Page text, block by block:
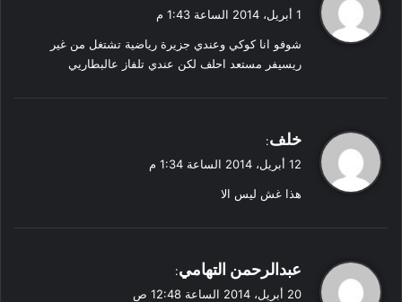
ل
1 أبريل، 2014 الساعة 1:43 م
شوفو انا كوكي وعندي جزيرة رياضية تشتغل من غير
ريسيفر مستعد احلف لكن عندي تلفاز عالبطاريي
ي
ل
خلف:
12 أبريل، 2014 الساعة 1:34 م
هذا غش ليس الا
ي
عبدالرحمن التهامي:
20 أبريل، 2014 الساعة 12:48 ص